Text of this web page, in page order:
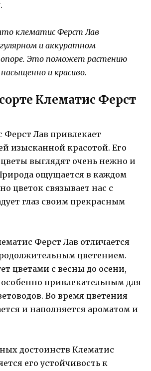
клематис Ферст Лав
и аккуратном
опоре. Это поможет растению
и красиво.
Клематис Ферст
Ферст Лав привлекает
изысканной красотой. Его
выглядят очень нежно и
ощущается в каждом
цветок связывает нас с
глаз своим прекрасным
Ферст Лав отличается
цветением.
цветами с весны до осени,
особенно привлекательным для
Во время цветения
и наполняется ароматом и
достоинств Клематис
его устойчивость к